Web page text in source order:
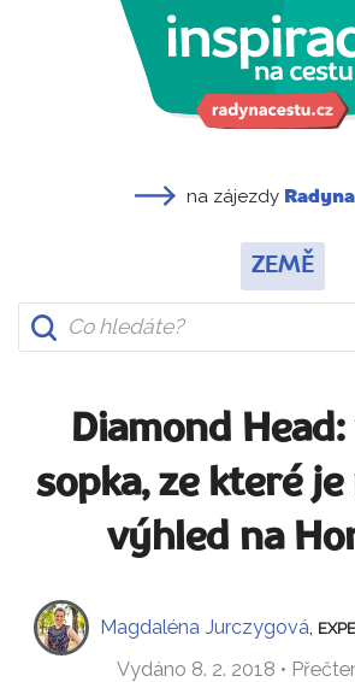
na zájezdy
ZEMĚ
Diamond
sopka, ze které
výhled na
Magdaléna Jurczygová
Vydáno 8. 2. 2018 •